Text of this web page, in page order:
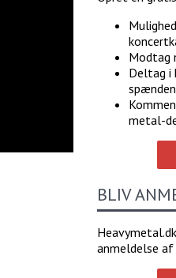
Modtag
Deltag i
metal-
BLIV
anmeldelse af